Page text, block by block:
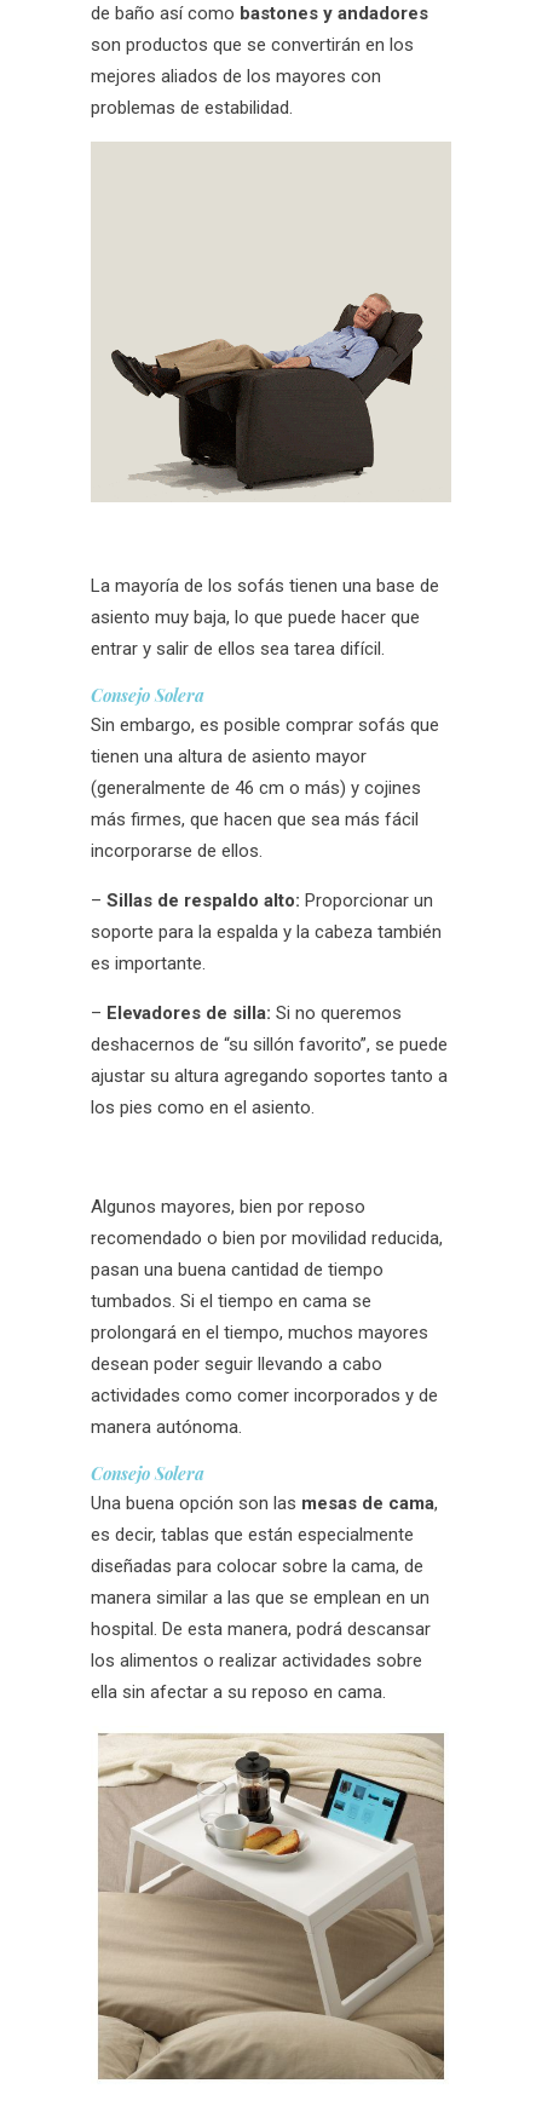
de baño así como bastones y andadores
son productos que se convertirán en los
mejores aliados de los mayores con
problemas de estabilidad.
La mayoría de los sofás tienen una base de
asiento muy baja, lo que puede hacer que
entrar y salir de ellos sea tarea difícil.
Consejo Solera
Sin embargo, es posible comprar sofás que
tienen una altura de asiento mayor
(generalmente de 46 cm o más) y cojines
más firmes, que hacen que sea más fácil
incorporarse de ellos.
– Sillas de respaldo alto: Proporcionar un
soporte para la espalda y la cabeza también
es importante.
– Elevadores de silla: Si no queremos
deshacernos de “su sillón favorito”, se puede
ajustar su altura agregando soportes tanto a
los pies como en el asiento.
Algunos mayores, bien por reposo
recomendado o bien por movilidad reducida,
pasan una buena cantidad de tiempo
tumbados. Si el tiempo en cama se
prolongará en el tiempo, muchos mayores
desean poder seguir llevando a cabo
actividades como comer incorporados y de
manera autónoma.
Consejo Solera
Una buena opción son las mesas de cama,
es decir, tablas que están especialmente
diseñadas para colocar sobre la cama, de
manera similar a las que se emplean en un
hospital. De esta manera, podrá descansar
los alimentos o realizar actividades sobre
ella sin afectar a su reposo en cama.